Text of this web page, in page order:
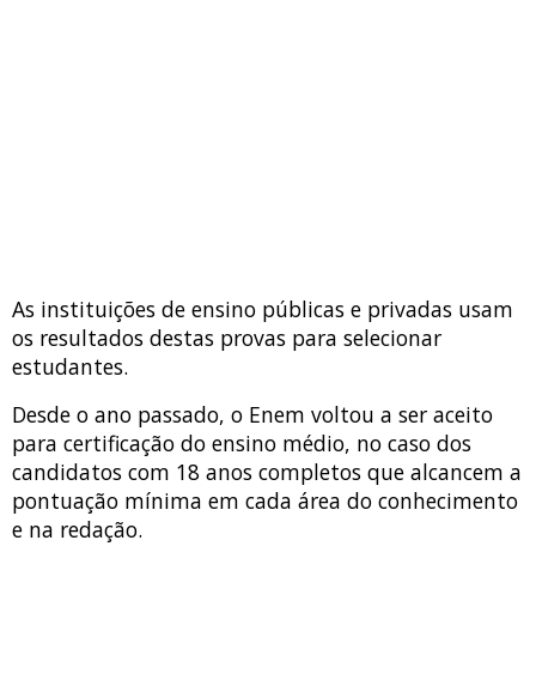
As instituições de ensino públicas e privadas usam
os resultados destas provas para selecionar
estudantes.
Desde o ano passado, o Enem voltou a ser aceito
para certificação do ensino médio, no caso dos
candidatos com 18 anos completos que alcancem a
pontuação mínima em cada área do conhecimento
e na redação.